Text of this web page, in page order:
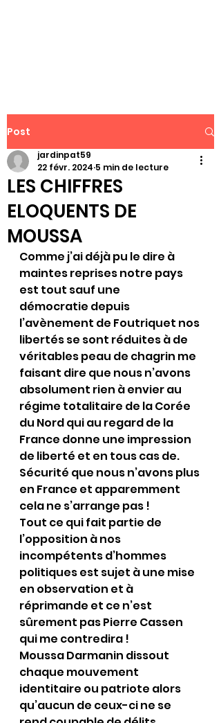
Post
LES CHIFFRES
ELOQUENTS DE
MOUSSA
jardinpat59
22 févr. 2024 5 min de lecture
Comme j’ai déjà pu le dire à
maintes reprises notre pays
est tout sauf une
démocratie depuis
l’avènement de Foutriquet nos
libertés se sont réduites à de
véritables peau de chagrin me
faisant dire que nous n’avons
absolument rien à envier au
régime totalitaire de la Corée
du Nord qui au regard de la
France donne une impression
de liberté et en tous cas de.
Sécurité que nous n’avons plus
en France et apparemment
cela ne s’arrange pas !
Tout ce qui fait partie de
l’opposition à nos
incompétents d’hommes
politiques est sujet à une mise
en observation et à
réprimande et ce n’est
sûrement pas Pierre Cassen
qui me contredira !
Moussa Darmanin dissout
chaque mouvement
identitaire ou patriote alors
qu’aucun de ceux-ci ne se